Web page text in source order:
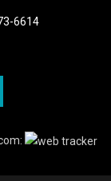
6614